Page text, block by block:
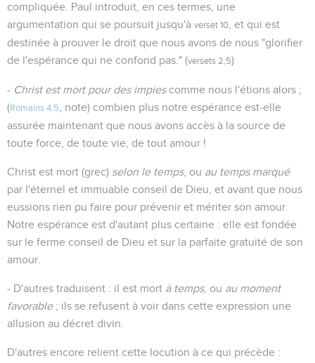
compliquée. Paul introduit, en ces termes, une
argumentation qui se poursuit jusqu'à verset 10
, et qui est
destinée à prouver le droit que nous avons de nous "glorifier
de l'espérance qui ne confond pas." (versets 2,5)
- Christ est mort pour des impiescomme nous l'étions alors ;
(Romains 4.5
, note) combien plus notre espérance est-elle
assurée maintenant que nous avons accès à la source de
toute force, de toute vie, de tout amour !
Christ est mort (grec) selon le temps, ou au temps marqué
par l'éternel et immuable conseil de Dieu, et avant que nous
eussions rien pu faire pour prévenir et mériter son amour.
Notre espérance est d'autant plus certaine : elle est fondée
sur le ferme conseil de Dieu et sur la parfaite gratuité de son
amour.
- D'autres traduisent : il est mort à temps, ou au moment
favorable; ils se refusent à voir dans cette expression une
allusion au décret divin.
D'autres encore relient cette locution à ce qui précède :